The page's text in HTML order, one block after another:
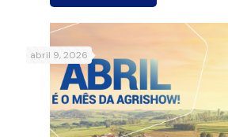
abril 9, 2026